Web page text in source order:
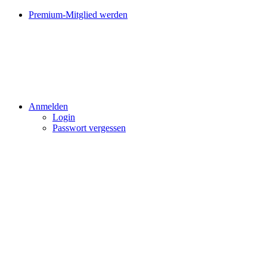
Premium-Mitglied werden
Anmelden
Login
Passwort vergessen